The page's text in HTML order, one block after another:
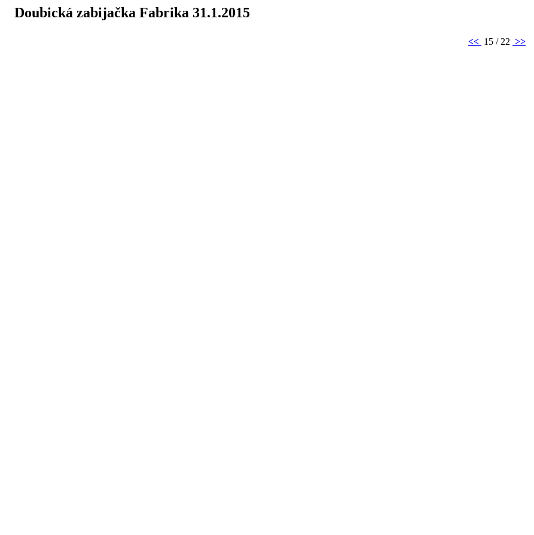
Doubická zabijačka Fabrika 31.1.2015
<< 15 / 22 >>